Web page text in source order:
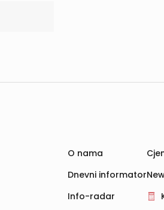
O nama
Dnevni informator
Info-radar